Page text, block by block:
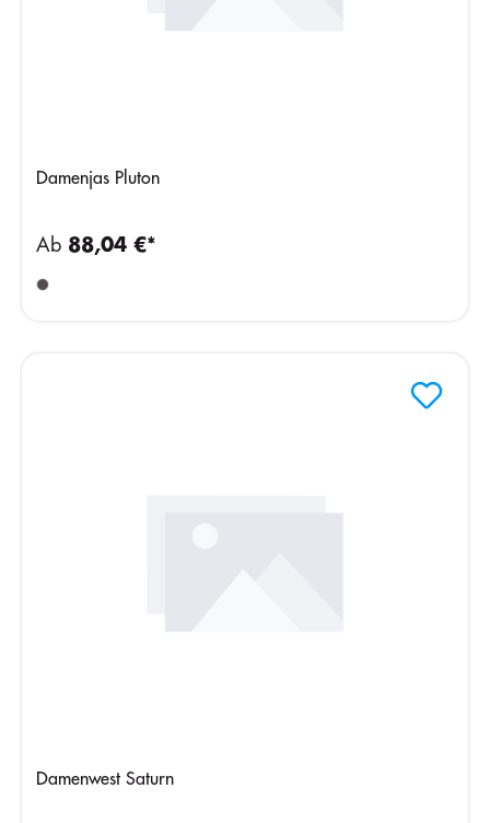
Damenjas Pluton
Ab 88,04 €*
Damenwest Saturn